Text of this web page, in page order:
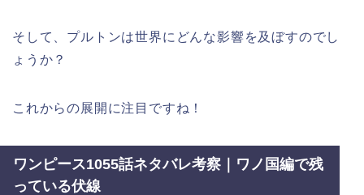
そして、プルトンは世界にどんな影響を及ぼすのでし
ょうか？
これからの展開に注目ですね！
ワンピース1055話ネタバレ考察｜ワノ国編で残
っている伏線